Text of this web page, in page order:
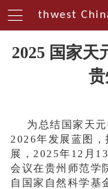
Southwest China
2025 国家天
为总结国家天
2026年发展蓝图
展，2025年12月1 3
会议在贵州师范学
自国家自然科学基